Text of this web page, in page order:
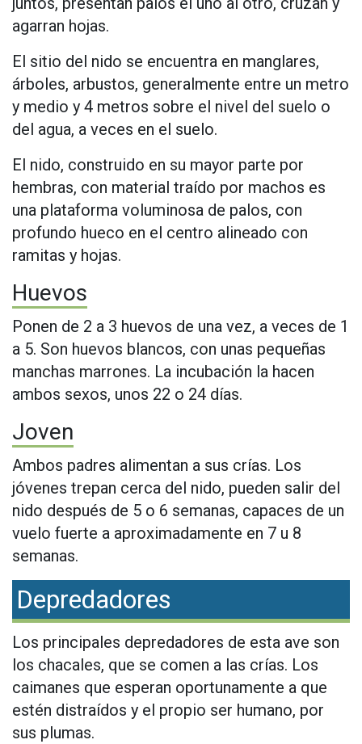
agarran hojas.
El sitio del nido se encuentra en manglares,
árboles, arbustos, generalmente entre un metro
y medio y 4 metros sobre el nivel del suelo o
del agua, a veces en el suelo.
El nido, construido en su mayor parte por
hembras, con material traído por machos es
una plataforma voluminosa de palos, con
profundo hueco en el centro alineado con
ramitas y hojas.
Huevos
Ponen de 2 a 3 huevos de una vez, a veces de 1
a 5. Son huevos blancos, con unas pequeñas
manchas marrones. La incubación la hacen
ambos sexos, unos 22 o 24 días.
Joven
Ambos padres alimentan a sus crías. Los
jóvenes trepan cerca del nido, pueden salir del
nido después de 5 o 6 semanas, capaces de un
vuelo fuerte a aproximadamente en 7 u 8
semanas.
Depredadores
Los principales depredadores de esta ave son
los chacales, que se comen a las crías. Los
caimanes que esperan oportunamente a que
estén distraídos y el propio ser humano, por
sus plumas.